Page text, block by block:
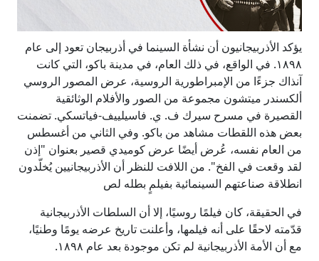
يؤكد الأذربيجانيون أن نشأة السينما في أذربيجان تعود إلى عام
١٨٩٨. في الواقع، في ذلك العام، في مدينة باكو، التي كانت
آنذاك جزءًا من الإمبراطورية الروسية، عرض المصور الروسي
ألكسندر ميتشون مجموعة من الصور والأفلام الوثائقية
القصيرة في مسرح سيرك ف. ي. فاسيلييف-فياتسكي. تضمنت
بعض هذه اللقطات مشاهد من باكو. وفي الثاني من أغسطس
من العام نفسه، عُرض أيضًا عرض كوميدي قصير بعنوان "إذن
لقد وقعت في الفخ". من اللافت للنظر أن الأذربيجانيين يُخلّدون
انطلاقة صناعتهم السينمائية بفيلمٍ بطله لص
في الحقيقة، كان فيلمًا روسيًا، إلا أن السلطات الأذربيجانية
قدّمته لاحقًا على أنه فيلمها، وأعلنت تاريخ عرضه يومًا وطنيًا،
مع أن الأمة الأذربيجانية لم تكن موجودة بعد عام ١٨٩٨.